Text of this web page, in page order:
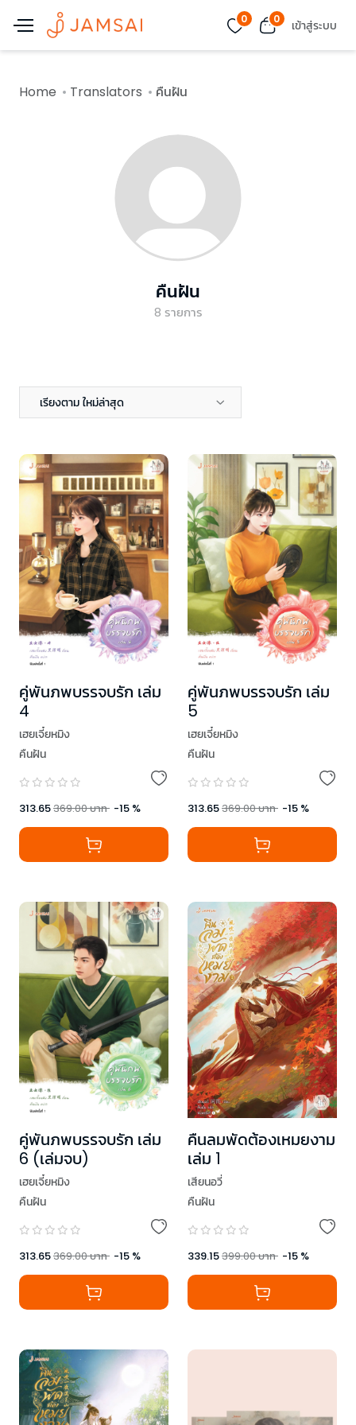
0 0 เข้าสู่ระบบ
Home Translators คืนฝัน
คืนฝัน
8 รายการ
เรียงตาม ใหม่ล่าสุด
คู่พันภพบรรจบรัก เล่ม
4
เฮยเจี๋ยหมิง
คืนฝัน
313.65369.00บาท -15 %
คู่พันภพบรรจบรัก เล่ม
5
เฮยเจี๋ยหมิง
คืนฝัน
313.65369.00บาท -15 %
คู่พันภพบรรจบรัก เล่ม
6 (เล่มจบ)
เฮยเจี๋ยหมิง
คืนฝัน
313.65369.00บาท -15 %
คืนลมพัดต้องเหมยงาม
เล่ม 1
เสียนอวี่
คืนฝัน
339.15399.00บาท -15 %